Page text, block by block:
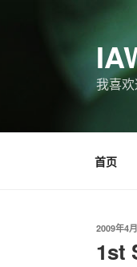
我喜
首页
发
于
2009年4
1st